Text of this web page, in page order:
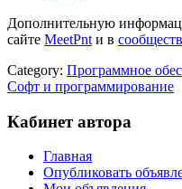
Дополнительную
сайте MeetPnt и в
Category: Программное
Софт и программирование
Кабинет автора
Главная
Опубликовать